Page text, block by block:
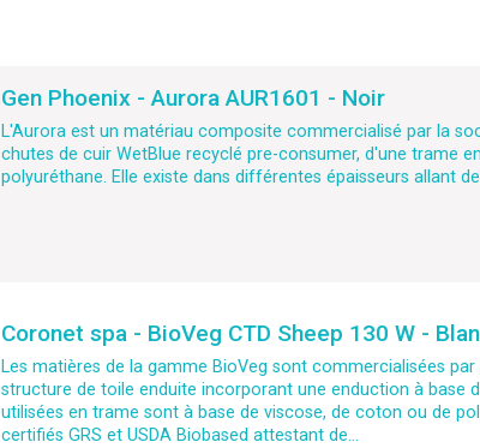
Gen Phoenix - Aurora AUR1601 - Noir
L'Aurora est un matériau composite commercialisé par la
chutes de cuir WetBlue recyclé pre-consumer, d'une trame
polyuréthane. Elle existe dans différentes épaisseurs allant
Coronet spa - BioVeg CTD Sheep 130 W -
Les matières de la gamme BioVeg sont commercialisées
structure de toile enduite incorporant une enduction à base
utilisées en trame sont à base de viscose, de coton ou de
certifiés GRS et USDA Biobased attestant de...